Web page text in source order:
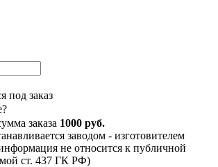
под заказ
заказа 1000 руб.
заводом - изготовителем
не относится к публичной
ст. 437 ГК РФ)